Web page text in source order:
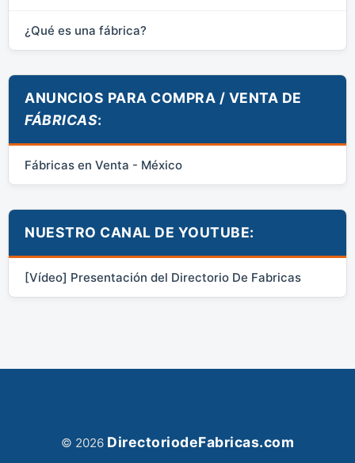
¿Qué es una fábrica?
ANUNCIOS PARA COMPRA / VENTA DE
FÁBRICAS:
Fábricas en Venta - México
NUESTRO CANAL DE YOUTUBE:
[Vídeo] Presentación del Directorio De Fabricas
© 2026 DirectoriodeFabricas.com